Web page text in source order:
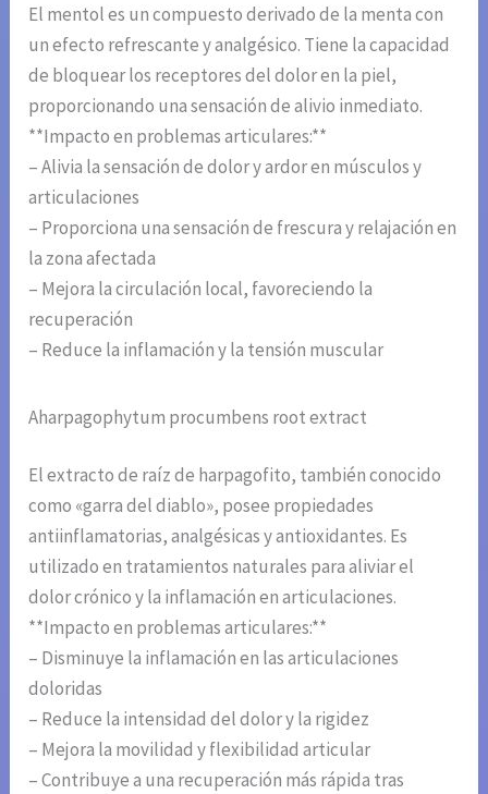
El mentol es un compuesto derivado de la menta con
un efecto refrescante y analgésico. Tiene la capacidad
de bloquear los receptores del dolor en la piel,
proporcionando una sensación de alivio inmediato.
**Impacto en problemas articulares:**
– Alivia la sensación de dolor y ardor en músculos y
articulaciones
– Proporciona una sensación de frescura y relajación en
la zona afectada
– Mejora la circulación local, favoreciendo la
recuperación
– Reduce la inflamación y la tensión muscular
Aharpagophytum procumbens root extract
El extracto de raíz de harpagofito, también conocido
como «garra del diablo», posee propiedades
antiinflamatorias, analgésicas y antioxidantes. Es
utilizado en tratamientos naturales para aliviar el
dolor crónico y la inflamación en articulaciones.
**Impacto en problemas articulares:**
– Disminuye la inflamación en las articulaciones
doloridas
– Reduce la intensidad del dolor y la rigidez
– Mejora la movilidad y flexibilidad articular
– Contribuye a una recuperación más rápida tras